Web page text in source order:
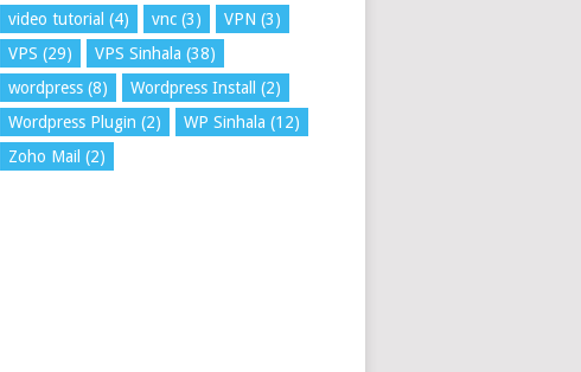
video tutorial (4) vnc (3) VPN (3)
VPS (29) VPS Sinhala (38)
wordpress (8) Wordpress Install
(2)
Wordpress Plugin (2) WP Sinhala (12)
Zoho Mail (2)